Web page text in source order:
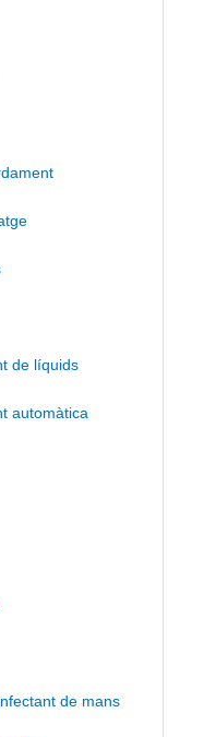
de líquids
automàtica
de mans